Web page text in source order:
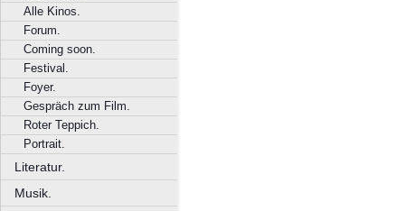
Alle Kinos.
Forum.
Coming soon.
Festival.
Foyer.
Gespräch zum Film.
Roter Teppich.
Portrait.
Literatur.
Musik.